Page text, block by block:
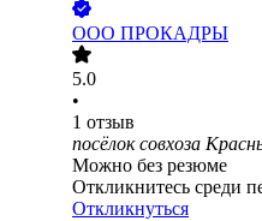
ООО ПРОКАДРЫ
5.0
•
1 отзыв
посёлок совхоза
Можно без резюме
Откликнитесь среди
Откликнуться